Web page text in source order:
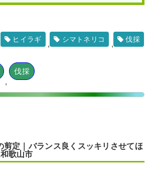
ヒイラギ
,
シマトネリコ
,
伐採
,
伐採
剪定｜バランス良くスッキリさせてほ
歌山市